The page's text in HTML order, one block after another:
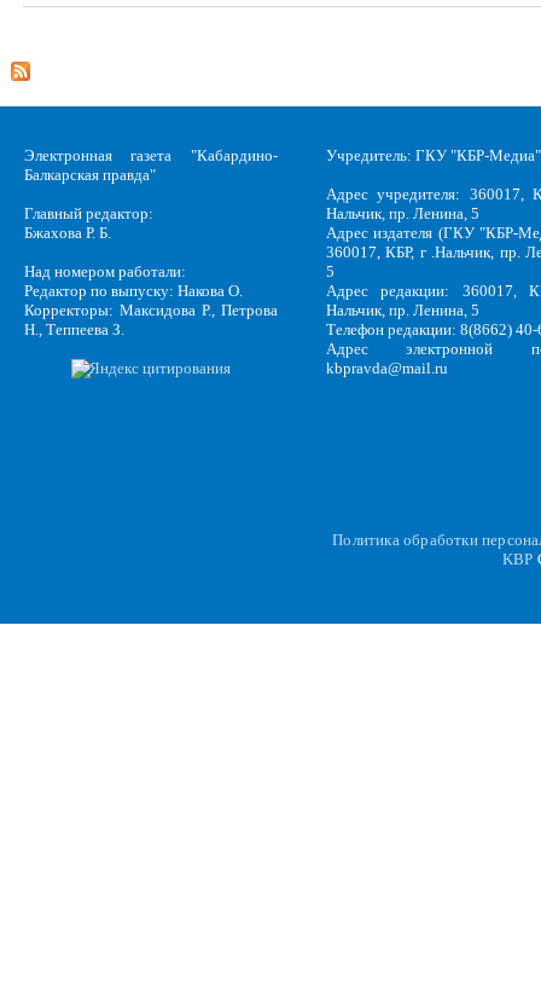
Электронная газета "Кабардино-
Балкарская правда"
Главный редактор:
Бжахова Р. Б.
Над номером работали:
Редактор по выпуску: Накова О.
Корректоры: Максидова Р., Петрова
Н., Теппеева З.
Учредитель: ГКУ "КБР-Медиа"
Адрес учредителя: 360017,
Нальчик, пр. Ленина, 5
Адрес издателя (ГКУ "КБР-
360017, КБР, г .Нальчик, пр.
5
Адрес редакции: 360017,
Нальчик, пр. Ленина, 5
Телефон редакции: 8(8662)
Адрес электронной
kbpravda@mail.ru
Политика обработки
KBP